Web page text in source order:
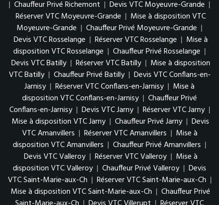
| Chauffeur Privé Richemont | Devis VTC Moyeuvre-Grande |
Réserver VTC Moyeuvre-Grande | Mise à disposition VTC
Moyeuvre-Grande | Chauffeur Privé Moyeuvre-Grande |
Devis VTC Rosselange | Réserver VTC Rosselange | Mise à
disposition VTC Rosselange | Chauffeur Privé Rosselange |
Devis VTC Batilly | Réserver VTC Batilly | Mise à disposition
VTC Batilly | Chauffeur Privé Batilly | Devis VTC Conflans-en-
Jarnisy | Réserver VTC Conflans-en-Jarnisy | Mise à
disposition VTC Conflans-en-Jarnisy | Chauffeur Privé
Conflans-en-Jarnisy | Devis VTC Jarny | Réserver VTC Jarny |
Mise à disposition VTC Jarny | Chauffeur Privé Jarny | Devis
VTC Amanvillers | Réserver VTC Amanvillers | Mise à
disposition VTC Amanvillers | Chauffeur Privé Amanvillers |
Devis VTC Valleroy | Réserver VTC Valleroy | Mise à
disposition VTC Valleroy | Chauffeur Privé Valleroy | Devis
VTC Saint-Marie-aux-Ch | Réserver VTC Saint-Marie-aux-Ch |
Mise à disposition VTC Saint-Marie-aux-Ch | Chauffeur Privé